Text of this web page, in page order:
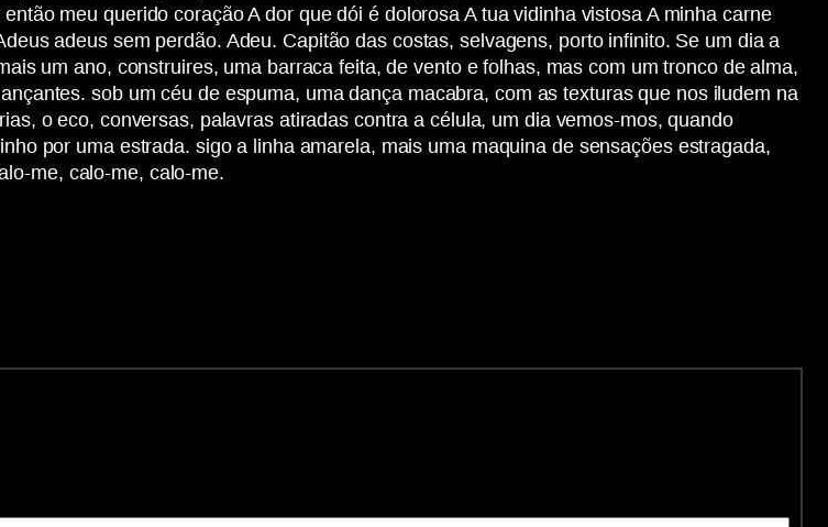
meu querido coração A dor que dói é dolorosa A tua vidinha vistosa A minha carne
adeus sem perdão. Adeu. Capitão das costas, selvagens, porto infinito. Se um dia a
um ano, construires, uma barraca feita, de vento e folhas, mas com um tronco de alma,
sob um céu de espuma, uma dança macabra, com as texturas que nos iludem na
o eco, conversas, palavras atiradas contra a célula, um dia vemos-mos, quando
por uma estrada. sigo a linha amarela, mais uma maquina de sensações estragada,
me, calo-me, calo-me.